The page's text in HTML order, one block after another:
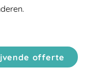
offerte